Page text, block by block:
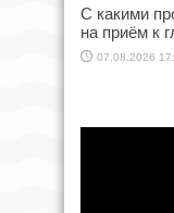
С какими
на приём к
07.08.2026